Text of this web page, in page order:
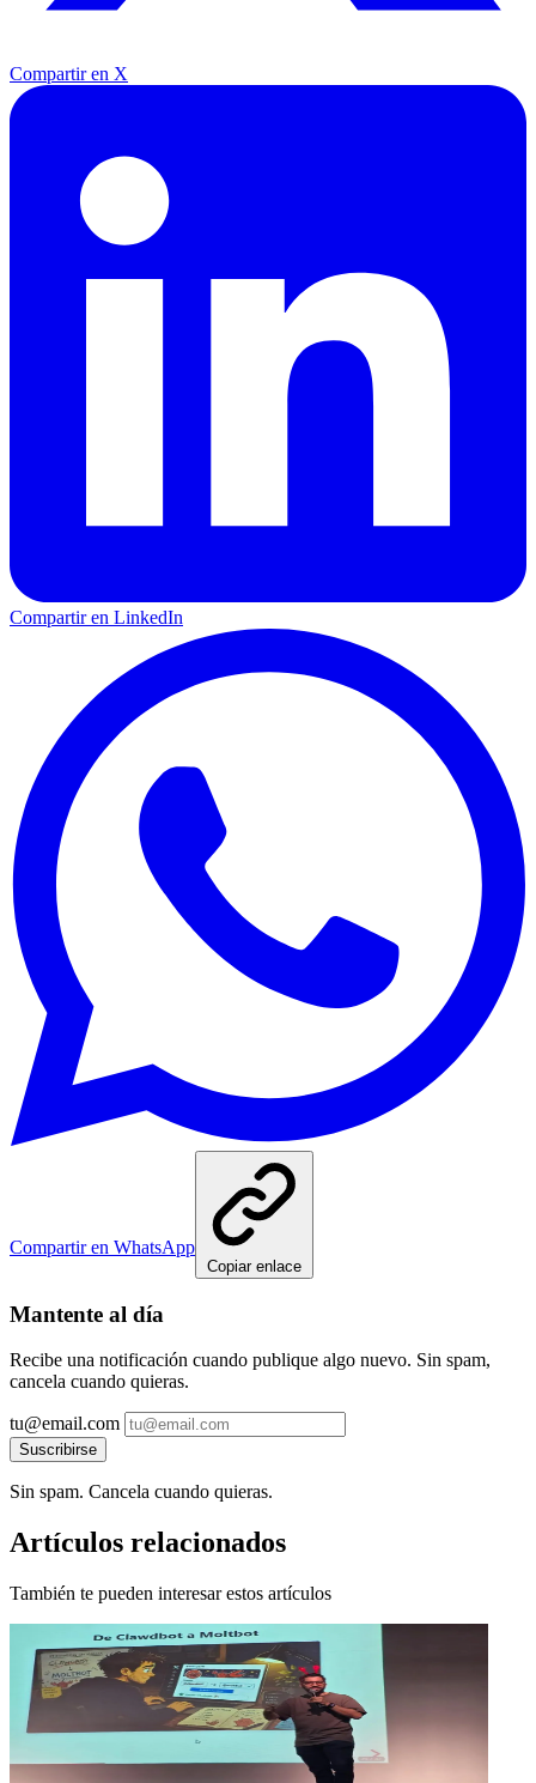
Compartir en X
Compartir en LinkedIn
Compartir en WhatsApp
Copiar enlace
Mantente al día
Recibe una notificación cuando publique algo nuevo. Sin spam,
cancela cuando quieras.
tu@email.com
Suscribirse
Sin spam. Cancela cuando quieras.
Artículos relacionados
También te pueden interesar estos artículos